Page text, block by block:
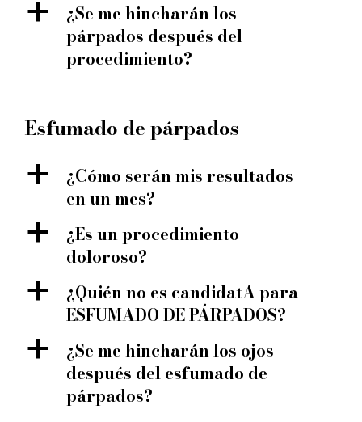
a
¿Se me hincharán los
párpados después del
procedimiento?
Esfumado de párpados
a
¿Cómo serán mis resultados
en un mes?
a
¿Es un procedimiento
doloroso?
a
¿Quién no es candidatA para
ESFUMADO DE PÁRPADOS?
a
¿Se me hincharán los ojos
después del esfumado de
párpados?